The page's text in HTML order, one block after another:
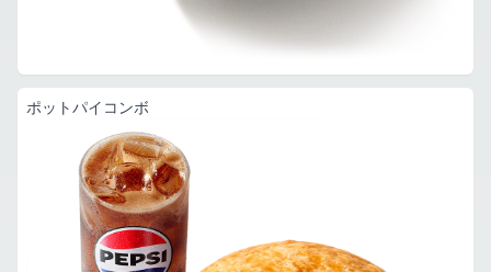
ポットパイコンボ